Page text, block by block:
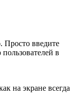
Просто введите
в
на экране всегда